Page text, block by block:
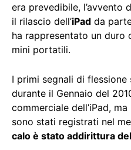
era prevedibile, l’avvento
il rilascio dell’iPad da
ha rappresentato un duro
mini portatili.
I primi segnali di
durante il Gennaio del
commerciale dell’iPad,
sono stati registrati nel
calo è stato addirittura